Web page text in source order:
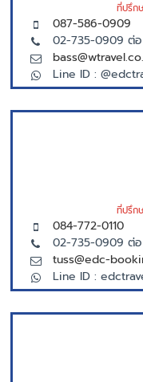
ที่ปรึก
087-586-0909
02-735-0909 ต่
Line ID :
ที่ปรึก
084-772-0110
02-735-0909 ต่อ
tuss@edc-
Line ID :